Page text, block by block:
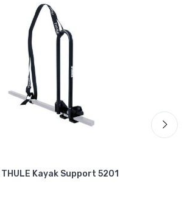
Kayak Support 5201